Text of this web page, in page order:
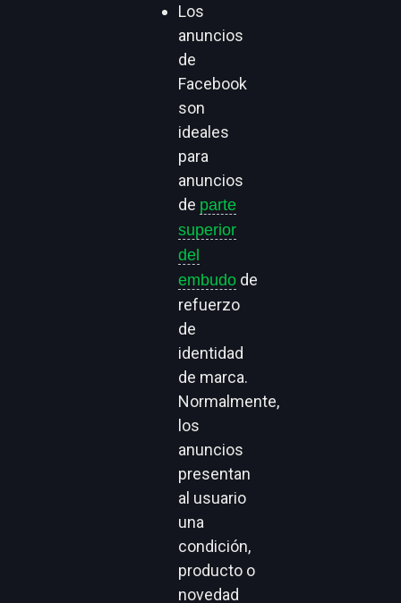
Los
anuncios
de
Facebook
son
ideales
para
anuncios
de parte
superior
del
embudo de
refuerzo
de
identidad
de marca.
Normalmente,
los
anuncios
presentan
al usuario
una
condición,
producto o
novedad